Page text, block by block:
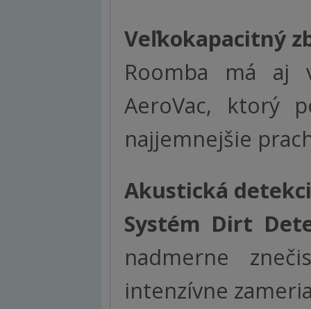
Veľkokapacitný
Roomba má aj
AeroVac, ktorý
najjemnejšie
Akustická
Systém Dirt
nadmerne
intenzívne